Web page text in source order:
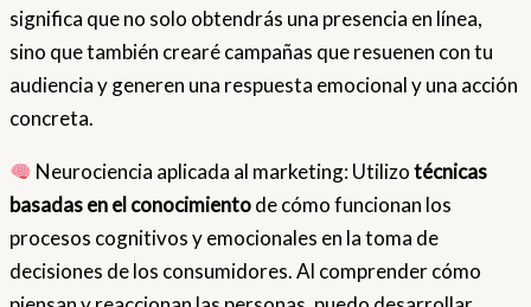
significa que no solo obtendrás una presencia en línea,
sino que también crearé campañas que resuenen con tu
audiencia y generen una respuesta emocional y una acción
concreta.
Neurociencia aplicada al marketing: Utilizotécnicas
basadas en el conocimientode cómo funcionan los
procesos cognitivos y emocionales en la toma de
decisiones de los consumidores. Al comprender cómo